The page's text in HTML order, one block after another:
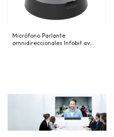
Micrófono Parlante
omnidireccionales Infobit av